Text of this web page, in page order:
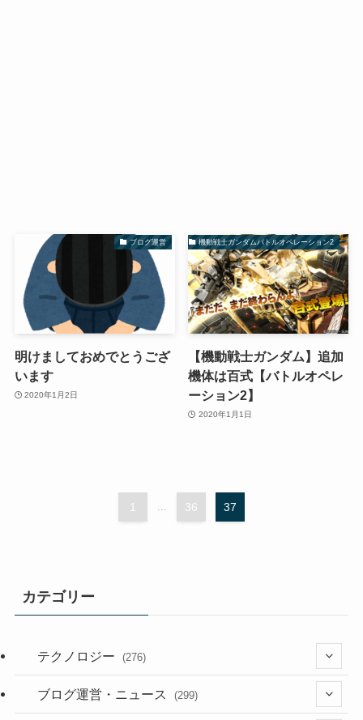
ブログ運営
明けましておめでとうござ
います
2020年1月2日
機動戦士ガンダムバトルオペレーション2
【機動戦士ガンダム】追加
機体は百式【バトルオペレ
ーション2】
2020年1月1日
1 36 37
カテゴリー
テクノロジー (276)
(36)
ブログ運営・ニュース (299)